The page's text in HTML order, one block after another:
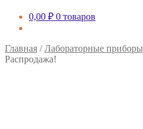
0,00 ₽ 0 товаров
Главная /Лабораторные приборы
Распродажа!